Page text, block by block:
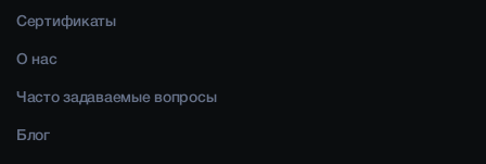
Сертификаты
О нас
Часто задаваемые вопросы
Блог